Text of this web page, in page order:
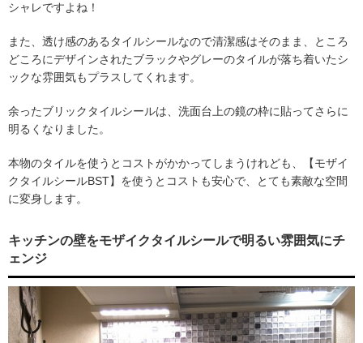
シャレですよね！
また、透け感のあるタイルシールなので清潔感はそのまま、ところ
どころにデザインされたブラックやグレーのタイルが落ち着いたシ
ックな雰囲気もプラスしてくれます。
余ったブリックタイルシールは、洗面台上の鏡の枠に貼ってさらに
明るくなりました。
本物のタイルを使うとコストがかかってしまうけれども、【モザイ
クタイルシールBST】を使うとコストも安心で、とても素敵な空間
に変身します。
キッチンの壁をモザイクタイルシールで明るい雰囲気にチ
ェンジ